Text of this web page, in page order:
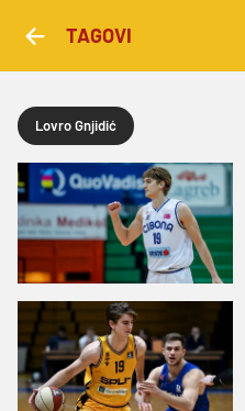
TAGOVI
Lovro Gnjidić